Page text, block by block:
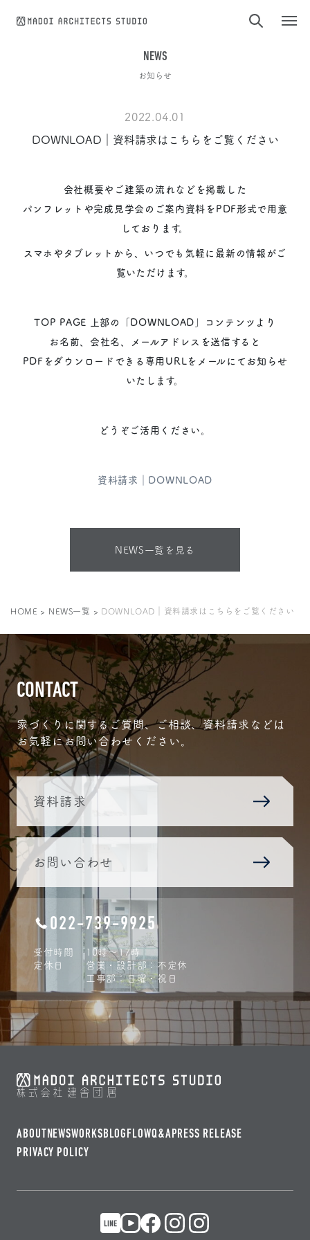
NEWS
お知らせ
2022.04.01
DOWNLOAD｜資料請求はこちらをご覧ください
会社概要やご建築の流れなどを掲載した
パンフレットや完成見学会のご案内資料をPDF形式で用意
しております。
スマホやタブレットから、いつでも気軽に最新の情報がご
覧いただけます。
TOP PAGE 上部の「DOWNLOAD」コンテンツより
お名前、会社名、メールアドレスを送信すると
PDFをダウンロードできる専用URLをメールにてお知らせ
いたします。
どうぞご活用ください。
資料請求｜DOWNLOAD
NEWS一覧を見る
HOME > NEWS一覧 > DOWNLOAD｜資料請求はこちらをご覧ください
CONTACT
家づくりに関するご質問、ご相談、資料請求などは
お気軽にお問い合わせください。
資料請求
お問い合わせ
022-739-9925
受付時間
10時〜17時
定休日
営業・設計部：不定休
工事部：日曜・祝日
ABOUT NEWSWORKSBLOGFLOWQ&APRESS RELEASE
PRIVACY POLICY